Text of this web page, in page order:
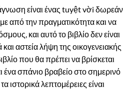
είναι ένας tuyệt vời δωρεάν
από την πραγματικότητα και να
και αυτό το βιβλίο δεν είναι
αστεία λήψη της οικογενειακής
που θα πρέπει να βρίσκεται
ένα σπάνιο βραβείο στο σημερινό
ιστορικά λεπτομέρειες είναι